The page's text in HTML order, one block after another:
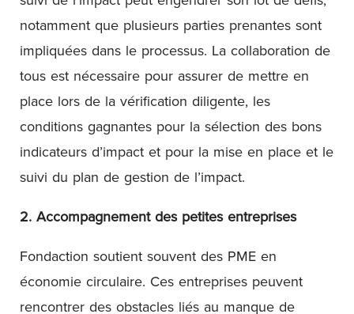
notamment que plusieurs parties prenantes sont
impliquées dans le processus. La collaboration de
tous est nécessaire pour assurer de mettre en
place lors de la vérification diligente, les
conditions gagnantes pour la sélection des bons
indicateurs d’impact et pour la mise en place et le
suivi du plan de gestion de l’impact.
2. Accompagnement des petites entreprises
Fondaction soutient souvent des PME en
économie circulaire. Ces entreprises peuvent
rencontrer des obstacles liés au manque de